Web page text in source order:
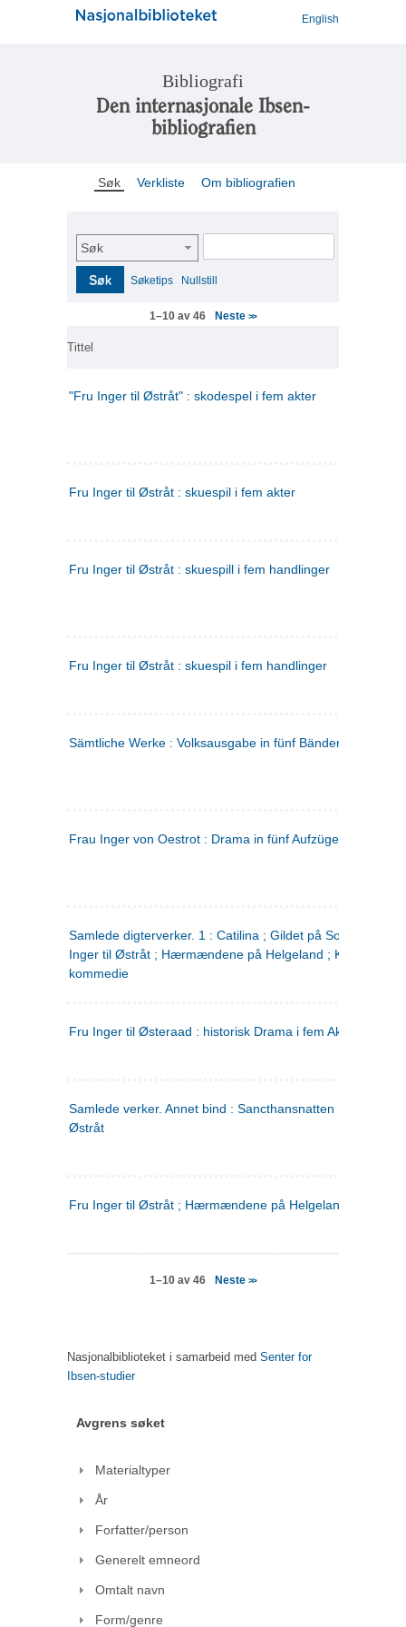
English
Bibliografi
Den internasjonale Ibsen-
bibliografien
Søk Verkliste Om bibliografien
Søk
Søk Søketips Nullstill
1–10 av 46 Neste>>
Tittel
"Fru Inger til Østråt" : skodespel i fem akter
Fru Inger til Østråt : skuespil i fem akter
Fru Inger til Østråt : skuespill i fem handlinger
Fru Inger til Østråt : skuespil i fem handlinger
Sämtliche Werke : Volksausgabe in fünf Bänden
Frau Inger von Oestrot : Drama in fünf Aufzügen
Samlede digterverker. 1 : Catilina ; Gildet på Solhaug ; Fru
Inger til Østråt ; Hærmændene på Helgeland ;
kommedie
Fru Inger til Østeraad : historisk Drama i fem Akter
Samlede verker. Annet bind : Sancthansnatten ; Fru Inger
Østråt
Fru Inger til Østråt ; Hærmændene på Helgeland
1–10 av 46 Neste>>
Nasjonalbiblioteket i samarbeid med Senter for
Ibsen-studier
Avgrens søket
Materialtyper
År
Forfatter/person
Generelt emneord
Omtalt navn
Form/genre